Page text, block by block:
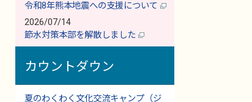
令和8年熊本地震への支援について
2026/07/14
節水対策本部を解散しました
カウントダウン
夏のわくわく文化交流キャンプ（ジ